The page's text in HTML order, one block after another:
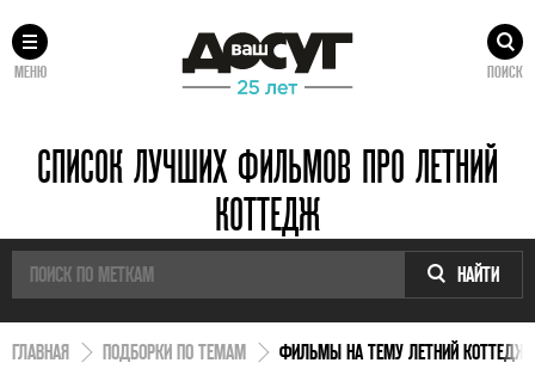
МЕНЮ ПОИСК
СПИСОК ЛУЧШИХ ФИЛЬМОВ ПРО ЛЕТНИЙ
КОТТЕДЖ
НАЙТИ
ГЛАВНАЯ ПОДБОРКИ ПО ТЕМАМ ФИЛЬМЫ НА ТЕМУ ЛЕТНИЙ КОТТЕДЖ